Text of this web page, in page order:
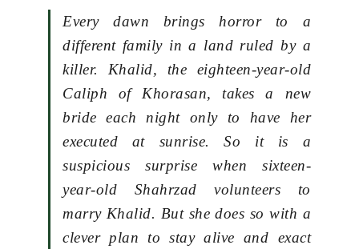
Every dawn brings horror to a
different family in a land ruled by a
killer. Khalid, the eighteen-year-old
Caliph of Khorasan, takes a new
bride each night only to have her
executed at sunrise. So it is a
suspicious surprise when sixteen-
year-old Shahrzad volunteers to
marry Khalid. But she does so with a
clever plan to stay alive and exact